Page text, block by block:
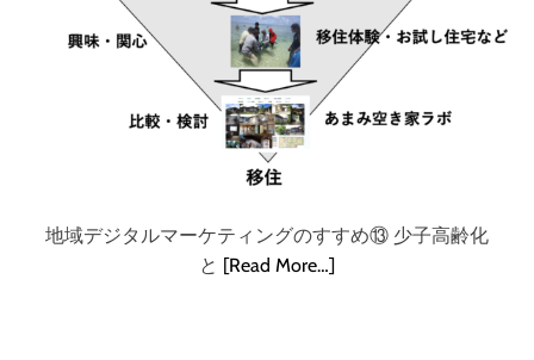
地域デジタルマーケティングのすすめ⑬ 少子高齢化
と [Read More…]